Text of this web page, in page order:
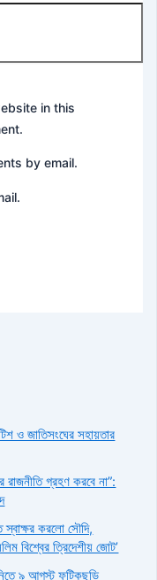
in this
by email.
ও জাতিসংঘের সহায়তার
রাজনীতি গ্রহণ করবে না”:
স্বাক্ষর করলো সৌদি,
বিশ্বের ত্রিদেশীয় জোট’
৯ আগস্ট ফটিকছড়ি